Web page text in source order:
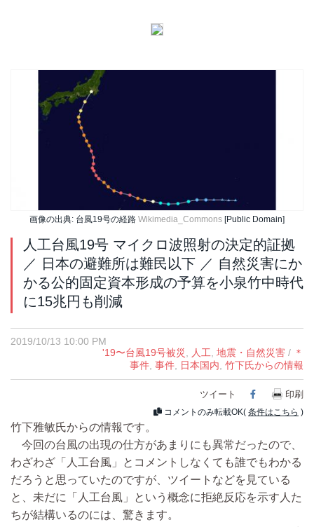
画像の出典: 台風19号の経路 Wikimedia_Commons [Public Domain]
人工台風19号 マイクロ波照射の決定的証拠
／ 日本の避難所は難民以下 ／ 自然災害にか
かる公的固定資本形成の予算を小泉竹中時代
に15兆円も削減
2019/10/13 10:00 PM
'19〜台風19号被災
人工 地震・自然災害 / ＊
事件 事件 日本国内 竹下氏からの情報
ツイート Facebook
印刷
コメントのみ転載OK( 条件はこちら )
竹下雅敏氏からの情報です。
今回の台風の出現の仕方があまりにも異常だったので、
わざわざ「人工台風」とコメントしなくても誰でもわかる
だろうと思っていたのですが、ツイートなどを見ている
と、未だに「人工台風」という概念に拒絶反応を示す人た
ちが結構いるのには、驚きます。